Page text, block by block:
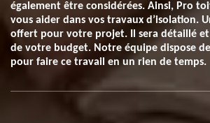
également être considérées. Ainsi, Pro
vous aider dans vos travaux d’isolation.
offert pour votre projet. Il sera détaillé
de votre budget. Notre équipe dispose
pour faire ce travail en un rien de temps.